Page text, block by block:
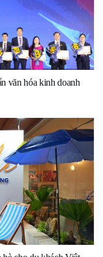
văn hóa kinh doanh